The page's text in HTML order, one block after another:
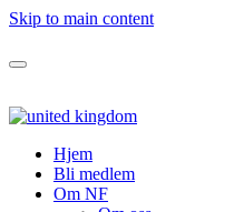
Skip to main content
Hjem
Bli medlem
Om NF